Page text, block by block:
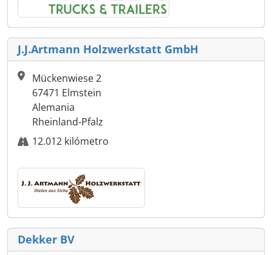
J.J.Artmann Holzwerkstatt GmbH
Mückenwiese 2
67471 Elmstein
Alemania
Rheinland-Pfalz
12.012 kilómetro
Dekker BV